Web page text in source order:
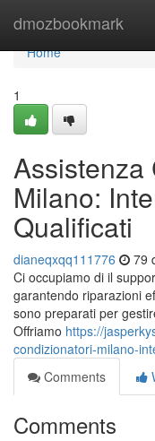
dmozbookmark
Home
Home
1
Assistenza
Milano:
Qualificati
dianeqxqq111776 79
Ci occupiamo di il
garantendo riparazioni
sono preparati per
Offriamo https://
condizionatori-milano-
Comments
Comments